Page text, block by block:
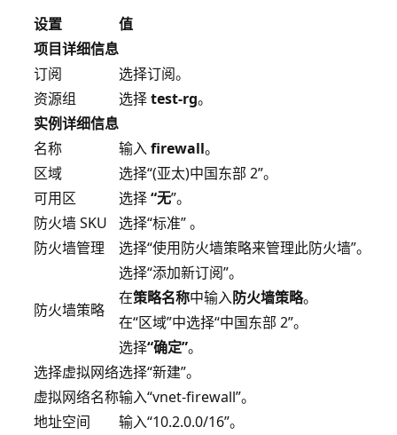
设置
值
项目详细信息
订阅
选择订阅。
资源组
选择test-rg。
实例详细信息
名称
输入firewall。
区域
选择“(亚太)中国东部 2”。
可用区
选择“无”。
防火墙 SKU
选择“标准” 。
防火墙管理
选择“使用防火墙策略来管理此防火墙”。
防火墙策略
选择“添加新订阅”。
在策略名称中输入防火墙策略。
在“区域”中选择“中国东部 2”。
选择“确定”。
选择虚拟网络选择“新建”。
虚拟网络名称输入“vnet-firewall”。
地址空间
输入“10.2.0.0/16”。